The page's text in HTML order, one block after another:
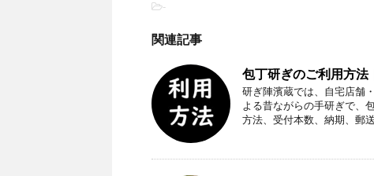
-
関連記事
包丁研ぎのご利用方法
研ぎ陣濱蔵では、自宅店舗
よる昔ながらの手研ぎで、
方法、受付本数、納期、郵